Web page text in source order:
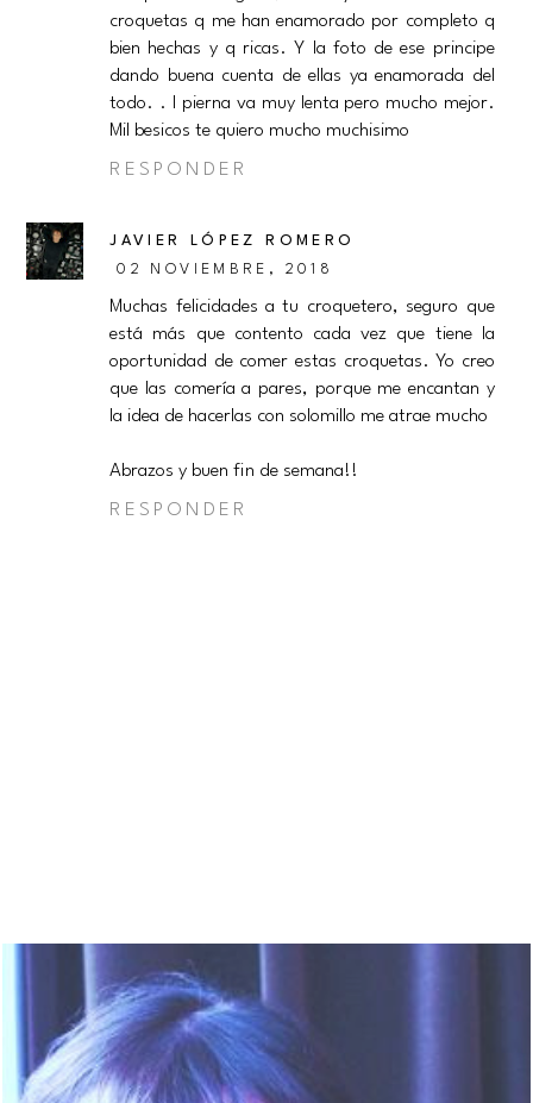
croquetas q me han enamorado por completo q
bien hechas y q ricas. Y la foto de ese principe
dando buena cuenta de ellas ya enamorada del
todo. . I pierna va muy lenta pero mucho mejor.
Mil besicos te quiero mucho muchisimo
RESPONDER
JAVIER LÓPEZ ROMERO
02 NOVIEMBRE, 2018
Muchas felicidades a tu croquetero, seguro que
está más que contento cada vez que tiene la
oportunidad de comer estas croquetas. Yo creo
que las comería a pares, porque me encantan y
la idea de hacerlas con solomillo me atrae mucho
Abrazos y buen fin de semana!!
RESPONDER